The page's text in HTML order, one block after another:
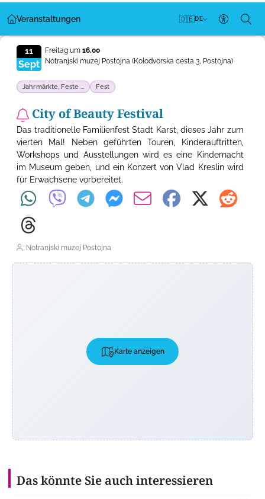
Veranstaltungen 🇩🇪DE
11
Sept
Freitag um16.00
Notranjski muzej Postojna(Kolodvorska cesta 3, Postojna)
Jahrmärkte, Feste ... Fest
City of Beauty Festival
Das traditionelle Familienfest Stadt Karst, dieses Jahr zum
vierten Mal! Neben geführten Touren, Kinderauftritten,
Workshops und Ausstellungen wird es eine Kindernacht
im Museum geben, und ein Konzert von Vlad Kreslin wird
für Erwachsene vorbereitet.
: Notranjski muzej Postojna
Karte anzeigen
Das könnte Sie auch interessieren